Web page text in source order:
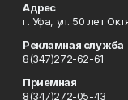
Адрес
г. Уфа, ул. 50 лет
Рекламная служба
8(347)272-62-61
Приемная
8(347)272-05-43